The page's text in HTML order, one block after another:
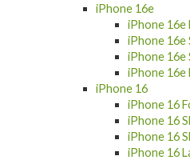
iPhone 16e
iPhone 16e
iPhone 16e
iPhone 16e
iPhone 16e
iPhone 16
iPhone 16
iPhone 16
iPhone 16
iPhone 16